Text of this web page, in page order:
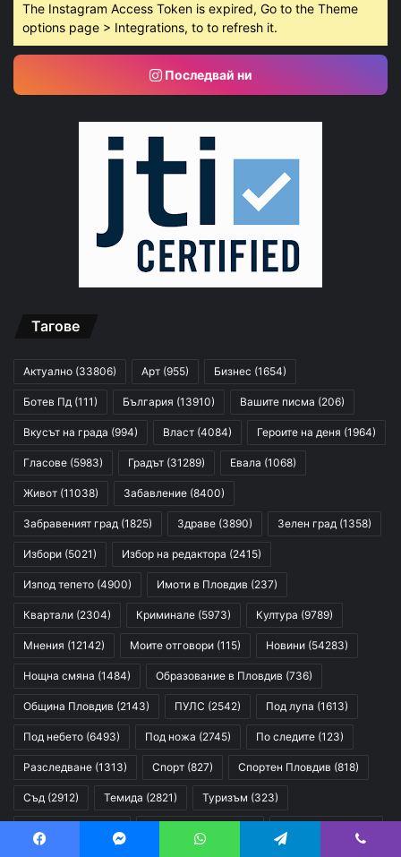
The Instagram Access Token is expired, Go to the Theme
options page > Integrations, to to refresh it.
Последвай ни
Тагове
Актуално (33806) Арт (955) Бизнес (1654)
Ботев Пд (111) България (13910) Вашите писма (206)
Вкусът на града (994) Власт (4084) Героите на деня (1964)
Гласове (5983) Градът (31289) Евала (1068)
Живот (11038) Забавление (8400)
Забравеният град (1825) Здраве (3890) Зелен град (1358)
Избори (5021) Избор на редактора (2415)
Изпод тепето (4900) Имоти в Пловдив (237)
Квартали (2304) Криминале (5973) Култура (9789)
Мнения (12142) Моите отговори (115) Новини (54283)
Нощна смяна (1484) Образование в Пловдив (736)
Община Пловдив (2143) ПУЛС (2542) Под лупа (1613)
Под небето (6493) Под ножа (2745) По следите (123)
Разследване (1313) Спорт (827) Спортен Пловдив (818)
Съд (2912) Темида (2821) Туризъм (323)